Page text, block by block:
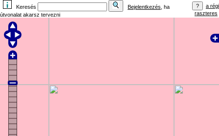
Keresés Bejelentkezés , ha
útvonalat akarsz tervezni
a régi
raszteres